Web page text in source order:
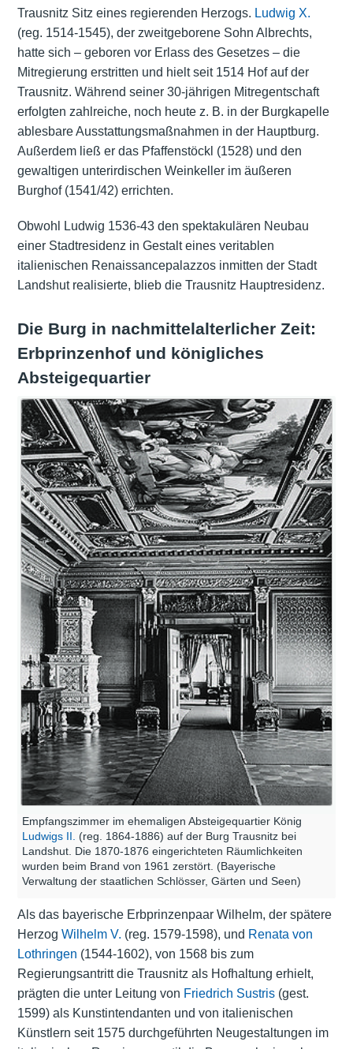
Trausnitz Sitz eines regierenden Herzogs. Ludwig X.
(reg. 1514-1545), der zweitgeborene Sohn Albrechts,
hatte sich – geboren vor Erlass des Gesetzes – die
Mitregierung erstritten und hielt seit 1514 Hof auf der
Trausnitz. Während seiner 30-jährigen Mitregentschaft
erfolgten zahlreiche, noch heute z. B. in der Burgkapelle
ablesbare Ausstattungsmaßnahmen in der Hauptburg.
Außerdem ließ er das Pfaffenstöckl (1528) und den
gewaltigen unterirdischen Weinkeller im äußeren
Burghof (1541/42) errichten.
Obwohl Ludwig 1536-43 den spektakulären Neubau
einer Stadtresidenz in Gestalt eines veritablen
italienischen Renaissancepalazzos inmitten der Stadt
Landshut realisierte, blieb die Trausnitz Hauptresidenz.
Die Burg in nachmittelalterlicher Zeit:
Erbprinzenhof und königliches
Absteigequartier
Empfangszimmer im ehemaligen Absteigequartier König
Ludwigs II.
(reg. 1864-1886) auf der Burg Trausnitz bei
Landshut. Die 1870-1876 eingerichteten Räumlichkeiten
wurden beim Brand von 1961 zerstört. (Bayerische
Verwaltung der staatlichen Schlösser, Gärten und Seen)
Als das bayerische Erbprinzenpaar Wilhelm, der spätere
Herzog Wilhelm V. (reg. 1579-1598), und Renata von
Lothringen (1544-1602), von 1568 bis zum
Regierungsantritt die Trausnitz als Hofhaltung erhielt,
prägten die unter Leitung von Friedrich Sustris(gest.
1599) als Kunstintendanten und von italienischen
Künstlern seit 1575 durchgeführten Neugestaltungen im